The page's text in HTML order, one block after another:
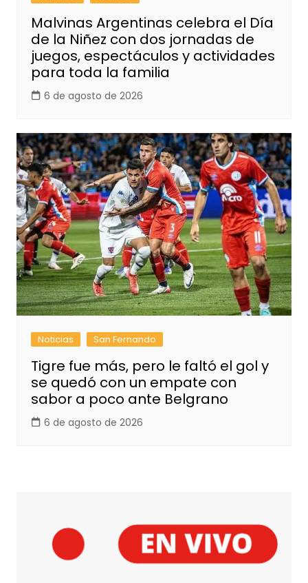
Malvinas Argentinas celebra el Día
de la Niñez con dos jornadas de
juegos, espectáculos y actividades
para toda la familia
6 de agosto de 2026
Noticias San Fernando
Tigre fue más, pero le faltó el gol y
se quedó con un empate con
sabor a poco ante Belgrano
6 de agosto de 2026